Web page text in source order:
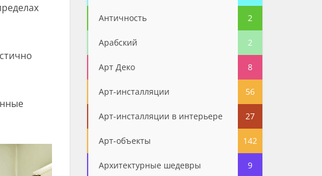
Античность 2
Арабский 2
Арт Деко 8
Арт-инсталляции 56
Арт-инсталляции в интерьере 27
Арт-объекты 142
Архитектурные шедевры 9